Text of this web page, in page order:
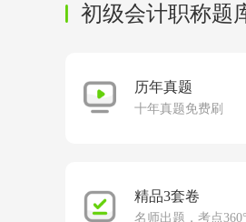
初级会计职称题
历年真题
十年真题免费刷
精品3套卷
名师出题，考点